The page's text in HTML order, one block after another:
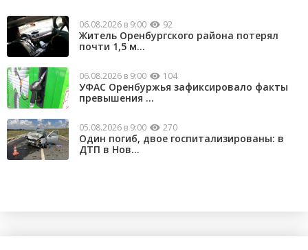
06.08.2026 в 9:00 92
Житель Оренбургского района потерял
почти 1,5 м...
06.08.2026 в 9:00 104
УФАС Оренбуржья зафиксировало факты
превышения ...
05.08.2026 в 9:00 270
Один погиб, двое госпитализированы: в
ДТП в Нов...